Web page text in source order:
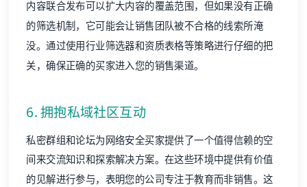
内容联合发布可以扩大内容的覆盖范围，但如果没有正确
的筛选机制，它可能会让销售团队被不合格的线索所淹
没。通过使用行业筛选器和资质表格等策略进行仔细的把
关，确保正确的买家进入您的销售渠道。
6. 拥抱私域社区互动
私密群组和论坛为网络安全买家提供了一个值得信赖的空
间来交流知识和探索解决方案。在这些环境中提供有价值
的见解进行参与，表明您的公司专注于教育而非销售。这